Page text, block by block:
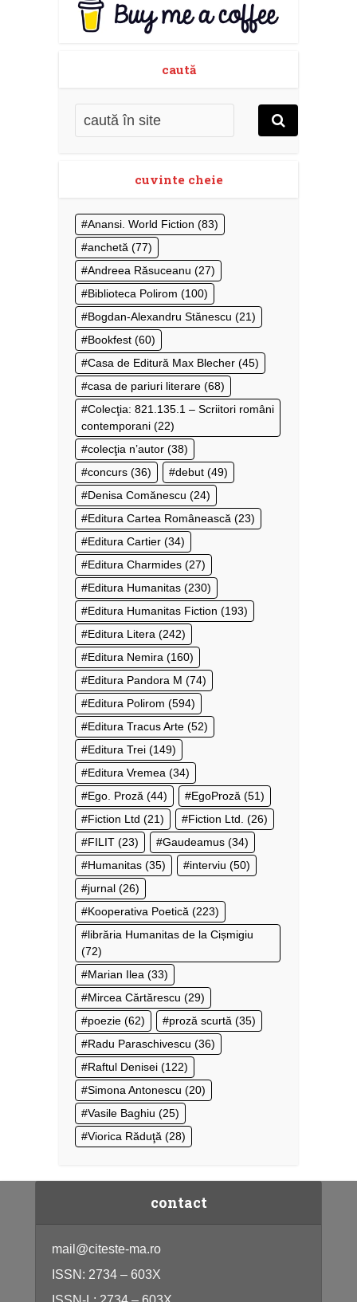
caută
cuvinte cheie
Anansi. World Fiction (83)
anchetă (77)
Andreea Răsuceanu (27)
Biblioteca Polirom (100)
Bogdan-Alexandru Stănescu (21)
Bookfest (60)
Casa de Editură Max Blecher (45)
casa de pariuri literare (68)
Colecţia: 821.135.1 – Scriitori români
contemporani (22)
colecţia n’autor (38)
concurs (36) debut (49)
Denisa Comănescu (24)
Editura Cartea Românească (23)
Editura Cartier (34)
Editura Charmides (27)
Editura Humanitas (230)
Editura Humanitas Fiction (193)
Editura Litera (242)
Editura Nemira (160)
Editura Pandora M (74)
Editura Polirom (594)
Editura Tracus Arte (52)
Editura Trei (149)
Editura Vremea (34)
Ego. Proză (44) EgoProză (51)
Fiction Ltd (21) Fiction Ltd. (26)
FILIT (23) Gaudeamus (34)
Humanitas (35) interviu (50)
jurnal (26)
Kooperativa Poetică (223)
librăria Humanitas de la Cișmigiu
(72)
Marian Ilea (33)
Mircea Cărtărescu (29)
poezie (62) proză scurtă (35)
Radu Paraschivescu (36)
Raftul Denisei (122)
Simona Antonescu (20)
Vasile Baghiu (25)
Viorica Răduţă (28)
contact
mail@citeste-ma.ro
ISSN: 2734 – 603X